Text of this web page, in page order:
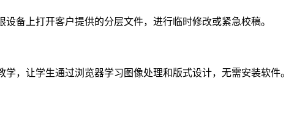
设备上打开客户提供的分层文件，进行临时修改或紧急校稿。
学，让学生通过浏览器学习图像处理和版式设计，无需安装软件。